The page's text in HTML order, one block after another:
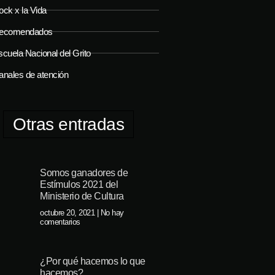
x la Vida
Nacional del Grito
de atención
Otras entradas
Somos ganadores de
Estímulos 2021 del
Ministerio de Cultura
octubre 20, 2021 No hay
comentarios
¿Por qué hacemos lo que
hacemos?